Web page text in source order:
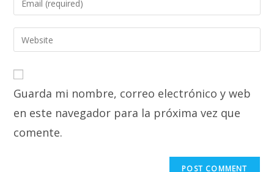
to
comment
your
email
address
Enter
your
URL
(optional)
Guarda mi nombre, correo electrónico y web
en este navegador para la próxima vez que
comente.